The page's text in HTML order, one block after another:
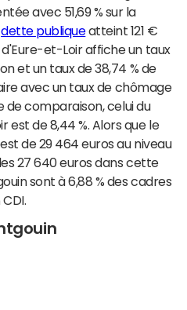
avec 51,69 % sur la
dette publiqueatteint 121 €
et-Loir affiche un taux
et un taux de 38,74 % de
avec un taux de chômage
de comparaison, celui du
de 8,44 %. Alors que le
de 29 464 euros au niveau
27 640 euros dans cette
sont à 6,88 % des cadres